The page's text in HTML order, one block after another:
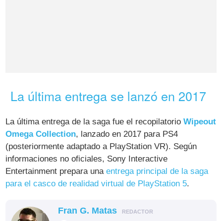
La última entrega se lanzó en 2017
La última entrega de la saga fue el recopilatorioWipeout
Omega Collection, lanzado en 2017 para PS4
(posteriormente adaptado a PlayStation VR). Según
informaciones no oficiales, Sony Interactive
Entertainment prepara unaentrega principal de la saga
para el casco de realidad virtual de PlayStation 5.
Fran G. Matas REDACTOR